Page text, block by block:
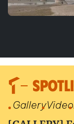
GalleryVideo